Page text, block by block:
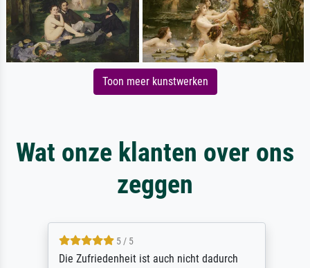
Toon meer kunstwerken
Wat onze klanten over ons
zeggen
5 / 5
Die Zufriedenheit ist auch nicht dadurch